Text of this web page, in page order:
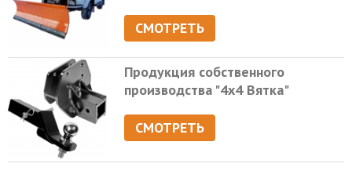
СМОТРЕТЬ
Продукция собственного
производства "4х4 Вятка"
СМОТРЕТЬ